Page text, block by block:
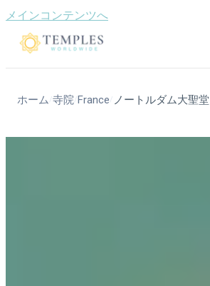
メインコンテンツへ
ホーム /寺院/France / ノートルダム大聖堂